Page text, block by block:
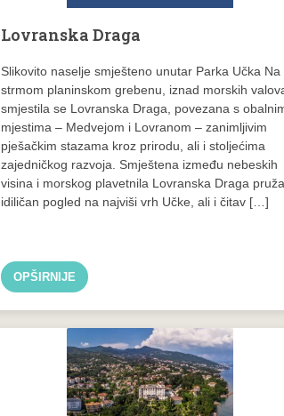
Lovranska Draga
Slikovito naselje smješteno unutar Parka Učka Na
strmom planinskom grebenu, iznad morskih
smjestila se Lovranska Draga, povezana s
mjestima – Medvejom i Lovranom – zanimljivim
pješačkim stazama kroz prirodu, ali i stoljećima
zajedničkog razvoja. Smještena između nebeskih
visina i morskog plavetnila Lovranska Draga pruža
idiličan pogled na najviši vrh Učke, ali i čitav […]
OPŠIRNIJE